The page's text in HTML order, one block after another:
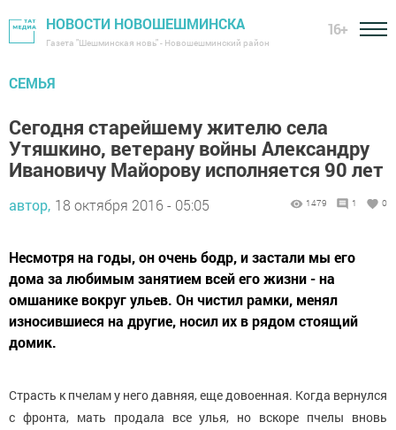
НОВОСТИ НОВОШЕШМИНСКА
Газета "Шешминская новь" - Новошешминский район
16+
СЕМЬЯ
Сегодня старейшему жителю села
Утяшкино, ветерану войны Александру
Ивановичу Майорову исполняется 90 лет
автор, 18 октября 2016 - 05:05 1479 1 0
Несмотря на годы, он очень бодр, и застали мы его
дома за любимым занятием всей его жизни - на
омшанике вокруг ульев. Он чистил рамки, менял
износившиеся на другие, носил их в рядом стоящий
домик.
Страсть к пчелам у него давняя, еще довоенная. Когда вернулся
с фронта, мать продала все улья, но вскоре пчелы вновь